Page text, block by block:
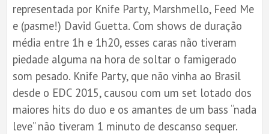
representada por Knife Party, Marshmello, Feed Me
e (pasme!) David Guetta. Com shows de duração
média entre 1h e 1h20, esses caras não tiveram
piedade alguma na hora de soltar o famigerado
som pesado. Knife Party, que não vinha ao Brasil
desde o EDC 2015, causou com um set lotado dos
maiores hits do duo e os amantes de um bass “nada
leve” não tiveram 1 minuto de descanso sequer.